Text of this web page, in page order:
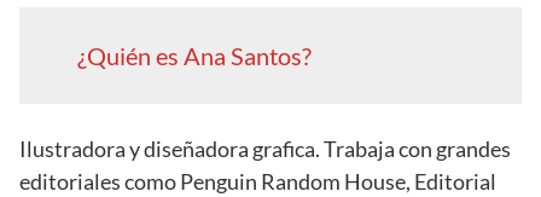
¿Quién es Ana Santos?
Ilustradora y diseñadora grafica. Trabaja con grandes
editoriales como Penguin Random House, Editorial